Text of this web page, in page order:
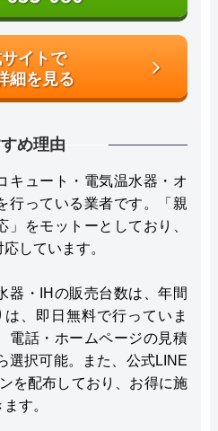
イトで
細を見る
め理由
キュート・電気温水器・オ
行っている業者です。「親
をモットーとしており、
しています。
器・IHの販売台数は、年間
、即日無料で行っていま
電話・ホームページの見積
選択可能。また、公式LINE
を配布しており、お得に施
す。